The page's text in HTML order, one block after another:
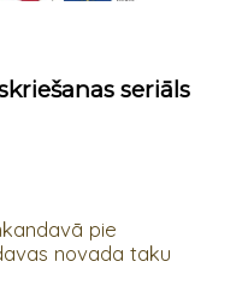
seriāls
pie
novada taku